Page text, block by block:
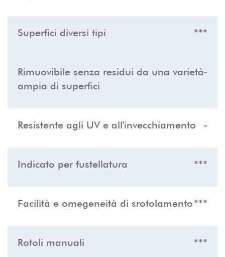
Superfici diversi tipi ***
Rimuovibile senza residui da una varietà
ampia di superfici
-
Resistente agli UV e all'invecchiamento -
Indicato per fustellatura ***
Facilità e omegeneità di srotolamento ***
Rotoli manuali ***